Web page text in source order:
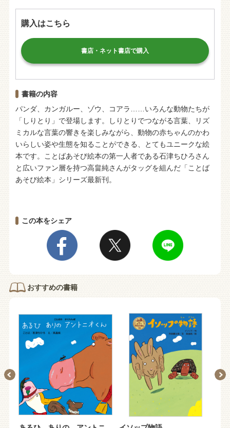
購入はこちら
書店・ネット書店で購入
書籍の内容
パンダ、カンガルー、ゾウ、コアラ……いろんな動物たちが
「しりとり」で登場します。しりとりでつながる言葉、リズ
ミカルな言葉の響きを楽しみながら、動物の赤ちゃんのかわ
いらしい姿や生態を知ることができる、とてもユニークな絵
本です。ことばあそび絵本の第一人者である石津ちひろさん
と広いファン層を持つ高畠純さんがタッグを組んだ「ことば
あそび絵本」シリーズ最新刊。
この本をシェア
おすすめの書籍